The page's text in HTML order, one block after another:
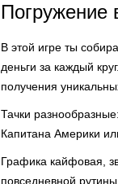
Погружение
В этой игре ты
деньги за каждый
получения
Тачки
Капитана Америки
Графика кайфовая,
повседневной